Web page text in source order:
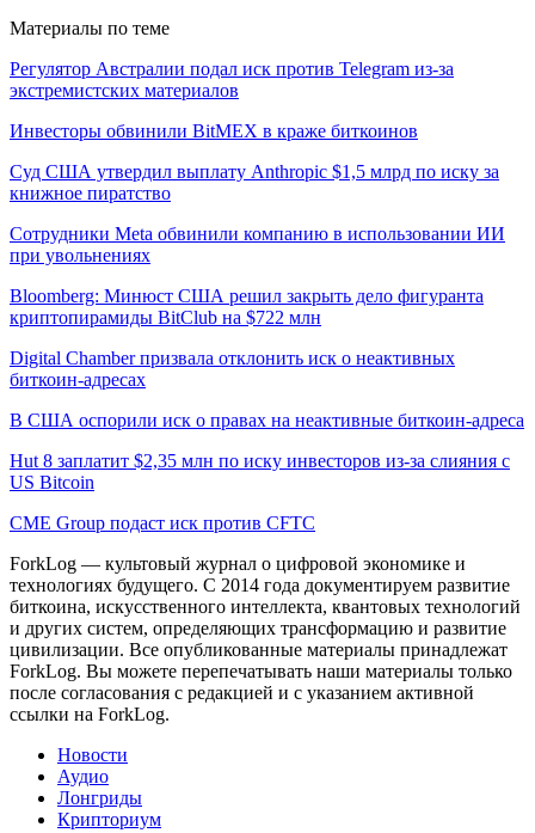
Материалы по теме
Регулятор Австралии подал иск против Telegram из-за
экстремистских материалов
Инвесторы обвинили BitMEX в краже биткоинов
Суд США утвердил выплату Anthropic $1,5 млрд по иску за
книжное пиратство
Сотрудники Meta обвинили компанию в использовании ИИ
при увольнениях
Bloomberg: Минюст США решил закрыть дело фигуранта
криптопирамиды BitClub на $722 млн
Digital Chamber призвала отклонить иск о неактивных
биткоин-адресах
В США оспорили иск о правах на неактивные биткоин-адреса
Hut 8 заплатит $2,35 млн по иску инвесторов из-за слияния с
US Bitcoin
CME Group подаст иск против CFTC
ForkLog — культовый журнал о цифровой экономике и
технологиях будущего. С 2014 года документируем развитие
биткоина, искусственного интеллекта, квантовых технологий
и других систем, определяющих трансформацию и развитие
цивилизации. Все опубликованные материалы принадлежат
ForkLog. Вы можете перепечатывать наши материалы только
после согласования с редакцией и с указанием активной
ссылки на ForkLog.
Новости
Аудио
Лонгриды
Крипториум